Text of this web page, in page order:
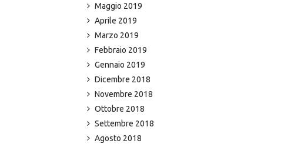
Maggio 2019
Aprile 2019
Marzo 2019
Febbraio 2019
Gennaio 2019
Dicembre 2018
Novembre 2018
Ottobre 2018
Settembre 2018
Agosto 2018